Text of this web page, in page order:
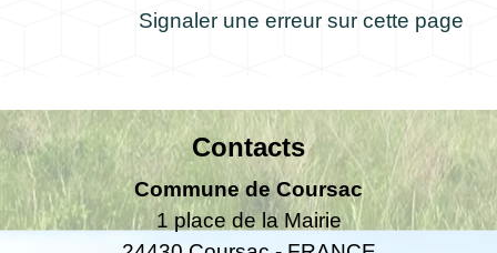
Signaler une erreur sur cette page
Contacts
Commune de Coursac
1 place de la Mairie